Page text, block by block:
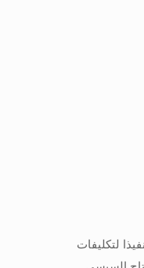
رئيس الحي ،استقبال طلبات التصالح الجديدة بالمركز التكنولوجي لخدمة المواطنين ، و تطبيق قانون التصالح الجديد رقم ١٨٧ لسنة ٢٠٢٣ ، تنفيذا لتكليفات